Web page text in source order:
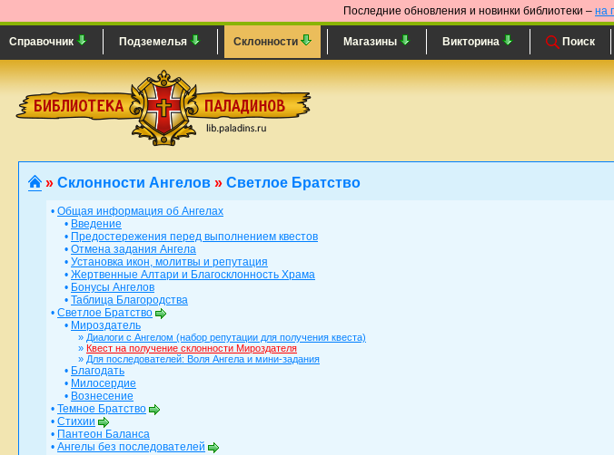
Последние обновления и новинки библиотеки – на
Справочник Подземелья Склонности Магазины Викторина Поиск
» Склонности Ангелов » Светлое Братство
• Общая информация об Ангелах
• Введение
• Предостережения перед выполнением квестов
• Отмена задания Ангела
• Установка икон, молитвы и репутация
• Жертвенные Алтари и Благосклонность Храма
• Бонусы Ангелов
• Таблица Благородства
• Светлое Братство
• Мироздатель
» Диалоги с Ангелом (набор репутации для получения квеста)
» Квест на получение склонности Мироздателя
» Для последователей: Воля Ангела и мини-задания
• Благодать
• Милосердие
• Вознесение
• Темное Братство
• Стихии
• Пантеон Баланса
• Ангелы без последователей